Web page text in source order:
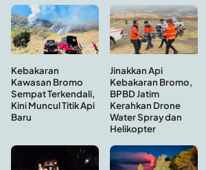
Kebakaran
Kawasan Bromo
Sempat Terkendali,
Kini Muncul Titik Api
Baru
Jinakkan Api
Kebakaran Bromo,
BPBD Jatim
Kerahkan Drone
Water Spray dan
Helikopter